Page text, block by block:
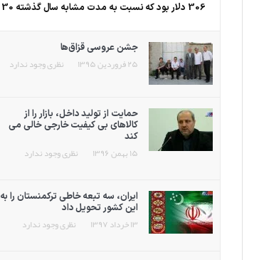
306 دلار بود که نسبت به مدت مشابه سال گذشته 30 درصد افزایش یافته است.
جشن عروسی قزاق‌ها
۲۵ فروردین ۱۳۹۵ نظری وجود ندارد
حمایت از تولید داخل، بازار را از
کالاهای بی کیفیت خارجی خالی می
کند
۱۵ بهمن ۱۳۹۶ نظری وجود ندارد
ایران، سه تبعه خاطی ترکمنستان را به
این کشور تحویل داد
۱۳ خرداد ۱۳۹۷ نظری وجود ندارد